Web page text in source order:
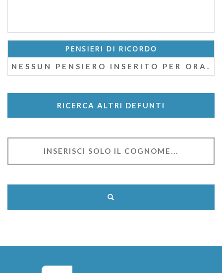
PENSIERI DI RICORDO
NESSUN PENSIERO INSERITO PER ORA.
RICERCA ALTRI DEFUNTI